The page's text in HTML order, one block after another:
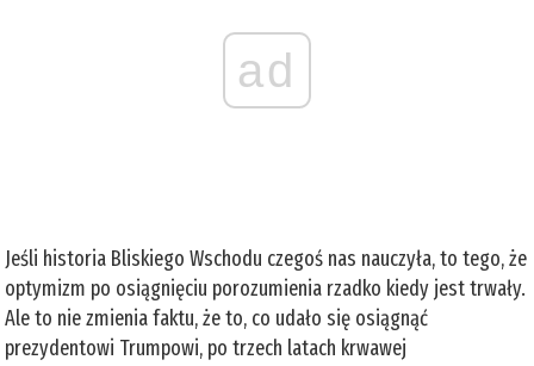
ad
Jeśli historia Bliskiego Wschodu czegoś nas nauczyła, to tego, że
optymizm po osiągnięciu porozumienia rzadko kiedy jest trwały.
Ale to nie zmienia faktu, że to, co udało się osiągnąć
prezydentowi Trumpowi, po trzech latach krwawej